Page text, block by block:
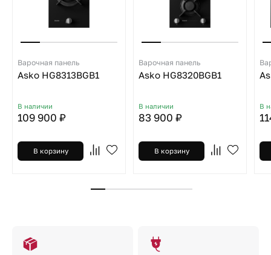
Варочная панель
Asko HG8313BGB1
В наличии
109 900 ₽
В корзину
Варочная панель
Asko HG8320BGB1
В наличии
83 900 ₽
В корзину
В